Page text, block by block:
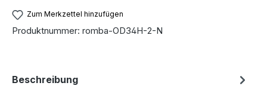
Zum Merkzettel hinzufügen
Produktnummer: romba-OD34H-2-N
Beschreibung